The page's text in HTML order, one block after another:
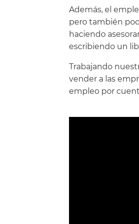
Además, el
pero también
haciendo
escribiendo un
Trabajando
vender a las
empleo por